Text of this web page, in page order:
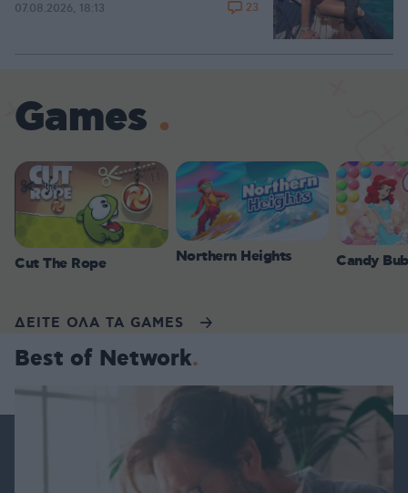
07.08.2026, 18:13 23
Games
Cut The Rope Northern Heights Candy
ΔΕΙΤΕ ΟΛΑ ΤΑ GAMES
Best of Network